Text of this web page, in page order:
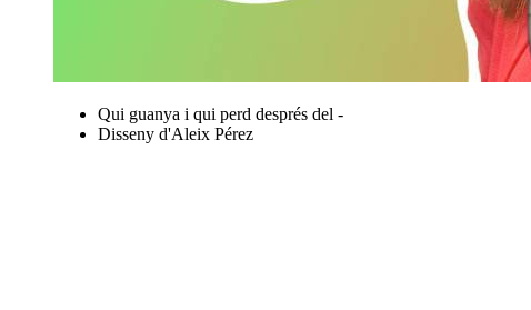
Qui guanya i qui perd després del -
Disseny d'Aleix Pérez